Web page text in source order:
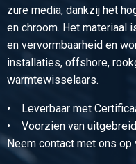
2400-0390-60
Omschrijving
Rvs 1.4529
mtr
Stuks gewicht in kg
Selecteer
Artikelnummer
2400-0390-65
zure media, dankzij het
en chroom. Het materiaal
en vervormbaarheid en
installaties, offshore,
warmtewisselaars.
• Leverbaar met
• Voorzien van
Neem contact met ons